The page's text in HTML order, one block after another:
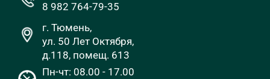
8 982 764-79-35
г. Тюмень,
ул. 50 Лет Октября,
д.118, помещ. 613
Пн-чт: 08.00 - 17.00